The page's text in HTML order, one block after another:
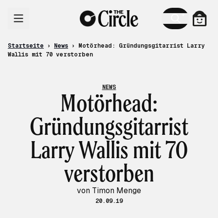
Startseite › News ›
Motörhead: Gründungsgitarrist Larry
Wallis mit 70 verstorben
NEWS
Motörhead:
Gründungsgitarrist
Larry Wallis mit 70
verstorben
von Timon Menge
20.09.19